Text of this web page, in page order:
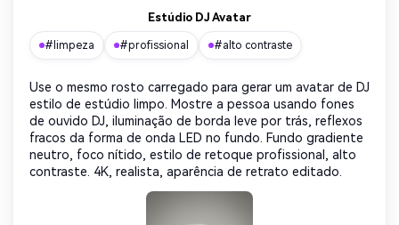
Estúdio DJ Avatar
#limpeza #profissional #alto contraste
Use o mesmo rosto carregado para gerar um avatar de DJ
estilo de estúdio limpo. Mostre a pessoa usando fones
de ouvido DJ, iluminação de borda leve por trás, reflexos
fracos da forma de onda LED no fundo. Fundo gradiente
neutro, foco nítido, estilo de retoque profissional, alto
contraste. 4K, realista, aparência de retrato editado.